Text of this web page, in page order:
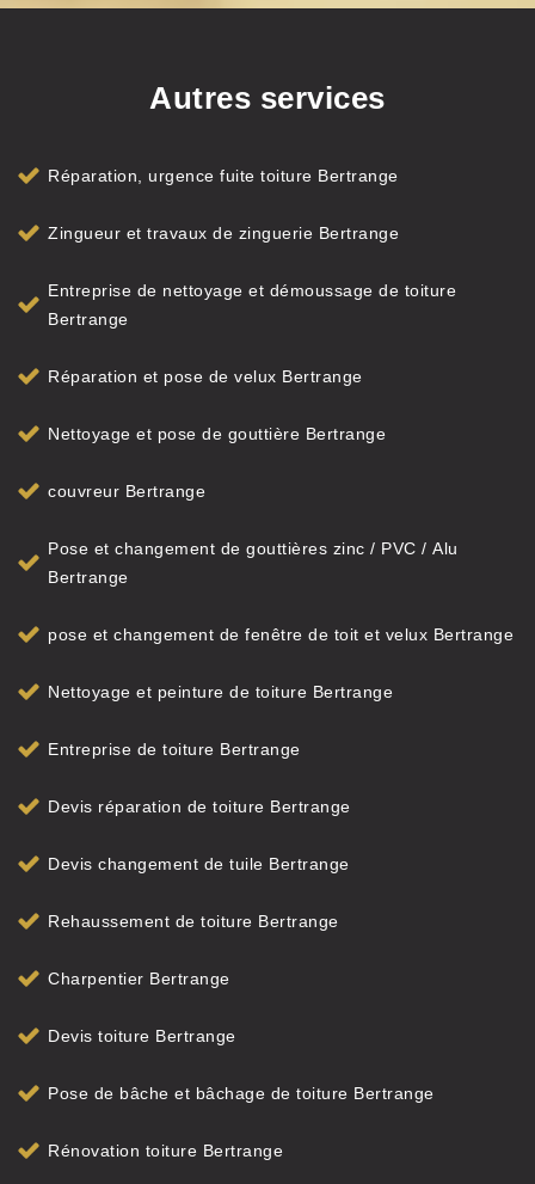
Autres services
Réparation, urgence fuite toiture Bertrange
Zingueur et travaux de zinguerie Bertrange
Entreprise de nettoyage et démoussage de toiture
Bertrange
Réparation et pose de velux Bertrange
Nettoyage et pose de gouttière Bertrange
couvreur Bertrange
Pose et changement de gouttières zinc / PVC / Alu
Bertrange
pose et changement de fenêtre de toit et velux Bertrange
Nettoyage et peinture de toiture Bertrange
Entreprise de toiture Bertrange
Devis réparation de toiture Bertrange
Devis changement de tuile Bertrange
Rehaussement de toiture Bertrange
Charpentier Bertrange
Devis toiture Bertrange
Pose de bâche et bâchage de toiture Bertrange
Rénovation toiture Bertrange